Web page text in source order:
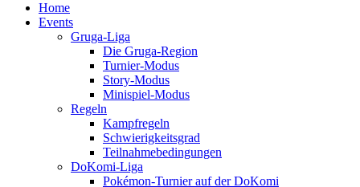
Home
Events
Gruga-Liga
Die Gruga-Region
Turnier-Modus
Story-Modus
Minispiel-Modus
Regeln
Kampfregeln
Schwierigkeitsgrad
Teilnahmebedingungen
DoKomi-Liga
Pokémon-Turnier auf der DoKomi